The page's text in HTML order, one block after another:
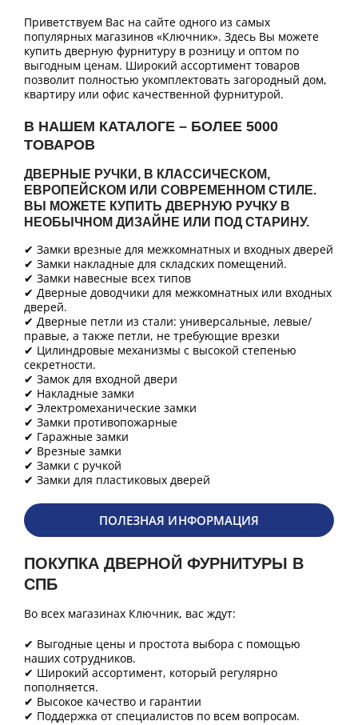
Приветствуем Вас на сайте одного из самых
популярных магазинов «Ключник». Здесь Вы можете
купить дверную фурнитуру в розницу и оптом по
выгодным ценам. Широкий ассортимент товаров
позволит полностью укомплектовать загородный дом,
квартиру или офис качественной фурнитурой.
В НАШЕМ КАТАЛОГЕ – БОЛЕЕ 5000
ТОВАРОВ
ДВЕРНЫЕ РУЧКИ, В КЛАССИЧЕСКОМ,
ЕВРОПЕЙСКОМ ИЛИ СОВРЕМЕННОМ СТИЛЕ.
ВЫ МОЖЕТЕ КУПИТЬ ДВЕРНУЮ РУЧКУ В
НЕОБЫЧНОМ ДИЗАЙНЕ ИЛИ ПОД СТАРИНУ.
✔ Замки врезные для межкомнатных и входных дверей
✔ Замки накладные для складских помещений.
✔ Замки навесные всех типов
✔ Дверные доводчики для межкомнатных или входных
дверей.
✔ Дверные петли из стали: универсальные, левые/
правые, а также петли, не требующие врезки
✔ Цилиндровые механизмы с высокой степенью
секретности.
✔ Замок для входной двери
✔ Накладные замки
✔ Электромеханические замки
✔ Замки противопожарные
✔ Гаражные замки
✔ Врезные замки
✔ Замки с ручкой
✔ Замки для пластиковых дверей
ПОЛЕЗНАЯ ИНФОРМАЦИЯ
ПОКУПКА ДВЕРНОЙ ФУРНИТУРЫ В
СПБ
Во всех магазинах Ключник, вас ждут:
✔ Выгодные цены и простота выбора с помощью
наших сотрудников.
✔ Широкий ассортимент, который регулярно
пополняется.
✔ Высокое качество и гарантии
✔ Поддержка от специалистов по всем вопросам.